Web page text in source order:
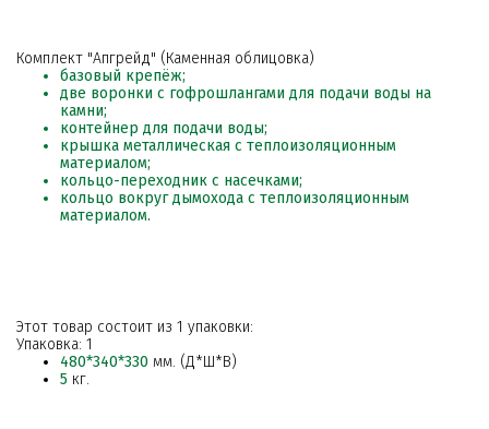
Комплект "Апгрейд" (Каменная облицовка)
базовый крепёж;
две воронки с гофрошлангами для подачи воды на
камни;
контейнер для подачи воды;
крышка металлическая с теплоизоляционным
материалом;
кольцо-переходник с насечками;
кольцо вокруг дымохода с теплоизоляционным
материалом.
Этот товар состоит из 1 упаковки:
Упаковка: 1
480*340*330 мм. (Д*Ш*В)
5 кг.